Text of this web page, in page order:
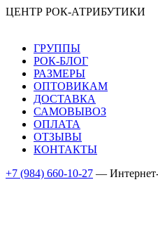
ЦЕНТР РОК-АТРИБУТИКИ
ГРУППЫ
РОК-БЛОГ
РАЗМЕРЫ
ОПТОВИКАМ
ДОСТАВКА
САМОВЫВОЗ
ОПЛАТА
ОТЗЫВЫ
КОНТАКТЫ
+7 (984) 660-10-27 —